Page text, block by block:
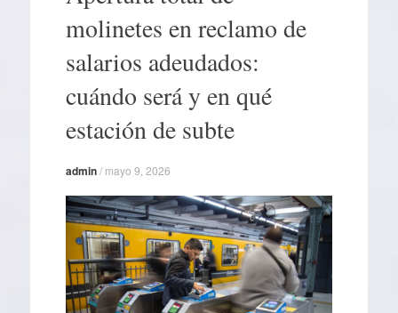
molinetes en reclamo de
salarios adeudados:
cuándo será y en qué
estación de subte
admin/ mayo 9, 2026